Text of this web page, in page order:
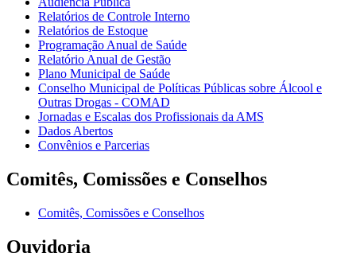
Relatórios de Controle Interno
Relatórios de Estoque
Programação Anual de Saúde
Relatório Anual de Gestão
Plano Municipal de Saúde
Conselho Municipal de Políticas Públicas sobre Álcool e
Outras Drogas - COMAD
Jornadas e Escalas dos Profissionais da AMS
Dados Abertos
Convênios e Parcerias
Comitês, Comissões e Conselhos
Comitês, Comissões e Conselhos
Ouvidoria